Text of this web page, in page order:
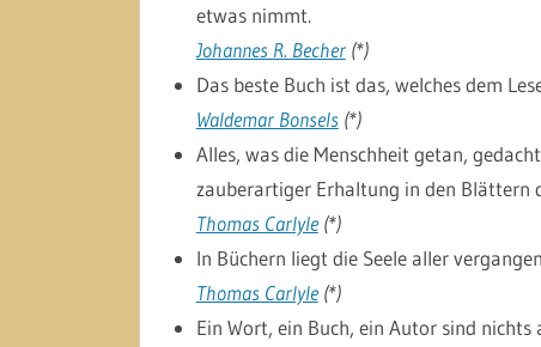
etwas nimmt.
Johannes R. Becher(*)
Das beste Buch ist das, welches dem
Waldemar Bonsels (*)
Alles, was die Menschheit getan,
zauberartiger Erhaltung in den Blättern
Thomas Carlyle(*)
In Büchern liegt die Seele aller
Thomas Carlyle(*)
Ein Wort, ein Buch, ein Autor sind nichts